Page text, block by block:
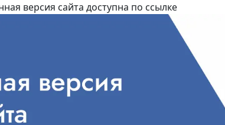
версия сайта доступна по ссылке